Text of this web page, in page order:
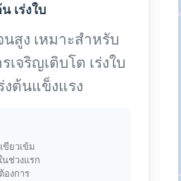
เร่งใบ
นสูง เหมาะสำหรับ
จริญเติบโต เร่งใบ
งต้นแข็งแรง
ขียวเข้ม
นช่วงแรก
องการ